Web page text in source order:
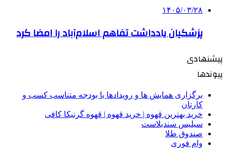
۱۴۰۵/۰۳/۲۸
پزشکیان یادداشت تفاهم اسلام‌آباد را امضا کرد
پیشنهادی
پیوندها
برگزاری همایش ها و رویدادها با بودجه متناسب کسب و
کارتان
خرید بهترین قهوه | خرید قهوه | قهوه گرنیکا کافی
سیلیس سندبلاست
صندوق طلا
وام فوری